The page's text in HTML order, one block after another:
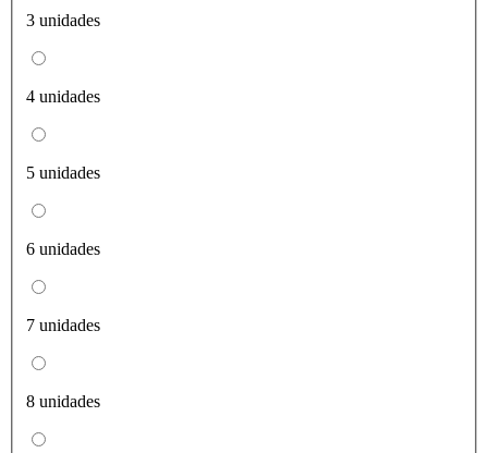
3 unidades
4 unidades
5 unidades
6 unidades
7 unidades
8 unidades